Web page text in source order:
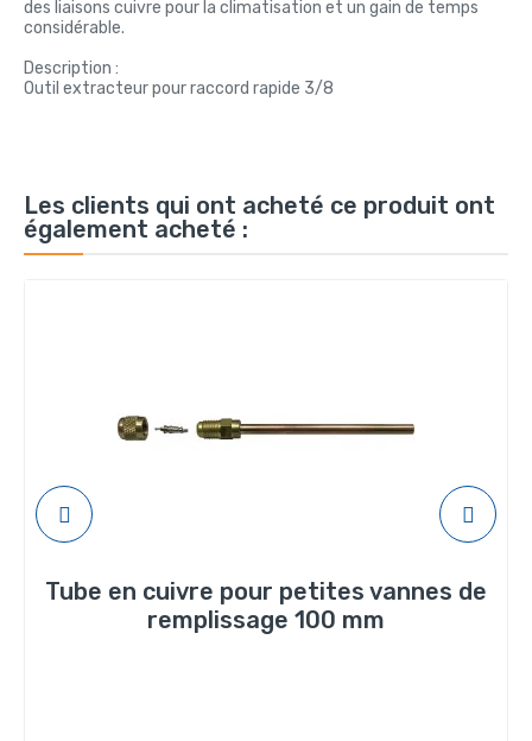
des liaisons cuivre pour la climatisation et un gain de temps
considérable.
Description :
Outil extracteur pour raccord rapide 3/8
Les clients qui ont acheté ce produit ont
également acheté :
Tube en cuivre pour petites vannes de
remplissage 100 mm